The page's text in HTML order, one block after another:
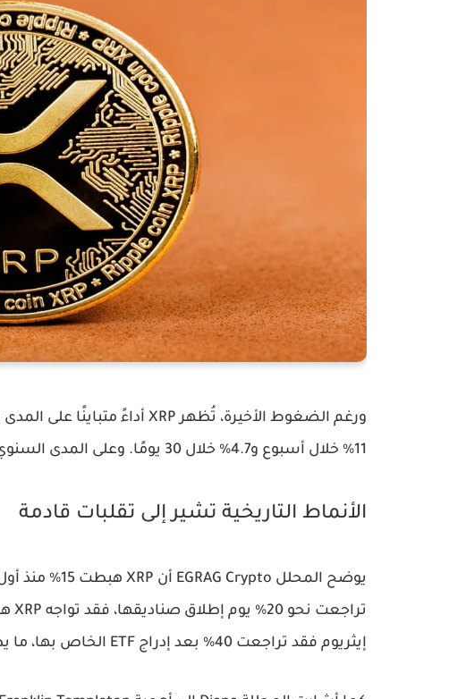
11% خلال أسبوع و4.7% خلال 30 يومًا. وعلى المدى السنوي، لا تزال XRP مرتفعة بنسبة 114.3%.
الأنماط التاريخية تشير إلى تقلبات قادمة
إيثريوم فقد تراجعت 40% بعد إدراج ETF الخاص بها، ما يطرح تساؤلات حول المسار الذي قد تسلكه XRP.